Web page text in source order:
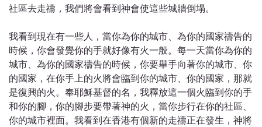
社區去走禱，我們將會看到神會使這些城牆倒塌。
我看到現在有一些人，當你為你的城市、為你的國家禱告的
時候，你會發覺你的手就好像有火一般。每一天當你為你的
城市、為你的國家禱告的時候，你要舉手向著你的城市、你
的國家，在你手上的火將會臨到你的城市、你的國家，那就
是復興的火。奉耶穌基督的名，我釋放這一個火臨到你的手
和你的腳，你的腳步要帶著神的火，當你步行在你的社區、
你的城市裡面。我看到在香港有個新的走禱正在發生，神將